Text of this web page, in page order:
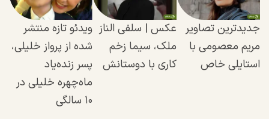
جدیدترین تصاویر
مریم معصومی با
استایلی خاص
عکس | سلفی الناز
ملک، سیما زخم
کاری با دوستانش
ویدئو تازه منتشر
شده از پرواز خلیلی،
پسر زنده‌یاد
ماه‌چهره خلیلی در
۱۰ سالگی